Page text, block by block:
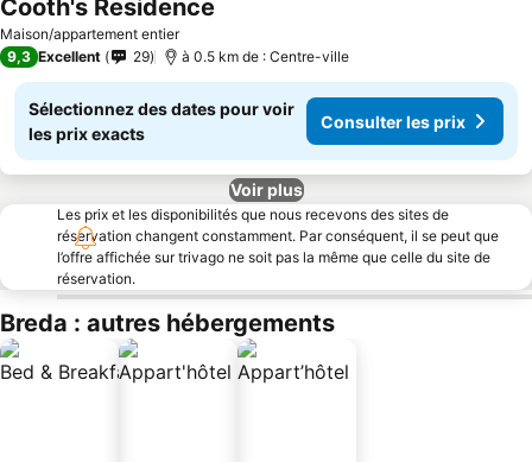
Maison/appartement entier
Cooth's Residence
9,3 Excellent 29 à 0.5 km de : Centre-ville
Sélectionnez des dates pour voir
les prix exacts
Consulter les prix
Voir plus
Les prix et les disponibilités que nous recevons des sites de
réservation changent constamment. Par conséquent, il se peut que
l’offre affichée sur trivago ne soit pas la même que celle du site de
réservation.
Breda : autres hébergements